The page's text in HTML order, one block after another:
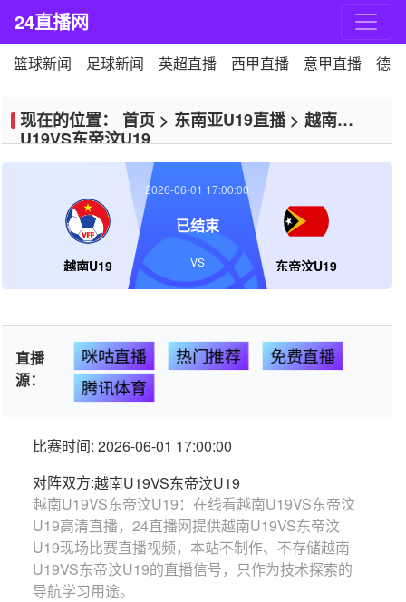
24直播网
篮球新闻 足球新闻 英超直播 西甲直播 意甲直播 德
现在的位置： 首页 > 东南亚U19直播> 越南
U19VS东帝汶U19
越南U19 东帝汶U19
2026-06-01 17:00:00
已结束
VS
直播
源：
咪咕直播 热门推荐
免费直播
腾讯体育
比赛时间: 2026-06-01 17:00:00
对阵双方:越南U19VS东帝汶U19
越南U19VS东帝汶U19：在线看越南U19VS东帝汶
U19高清直播，24直播网提供越南U19VS东帝汶
U19现场比赛直播视频，本站不制作、不存储越南
U19VS东帝汶U19的直播信号，只作为技术探索的
导航学习用途。